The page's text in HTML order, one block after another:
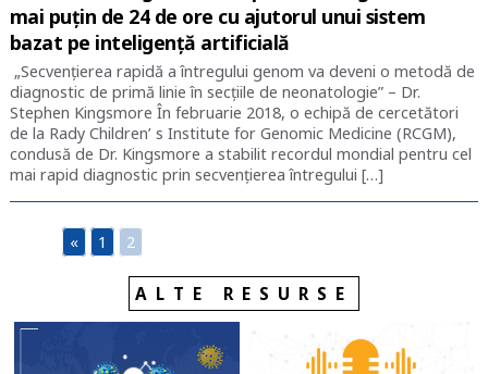
mai puțin de 24 de ore cu ajutorul unui sistem
bazat pe inteligență artificială
„Secvențierea rapidă a întregului genom va deveni o metodă de
diagnostic de primă linie în secțiile de neonatologie” – Dr.
Stephen Kingsmore În februarie 2018, o echipă de cercetători
de la Rady Children’ s Institute for Genomic Medicine (RCGM),
condusă de Dr. Kingsmore a stabilit recordul mondial pentru cel
mai rapid diagnostic prin secvențierea întregului […]
« 1 2
ALTE RESURSE